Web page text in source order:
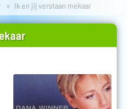
Ik en jij verstaan mekaar